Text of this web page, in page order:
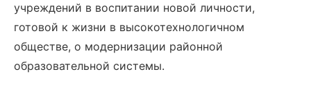
учреждений в воспитании новой личности,
готовой к жизни в высокотехнологичном
обществе, о модернизации районной
образовательной системы.